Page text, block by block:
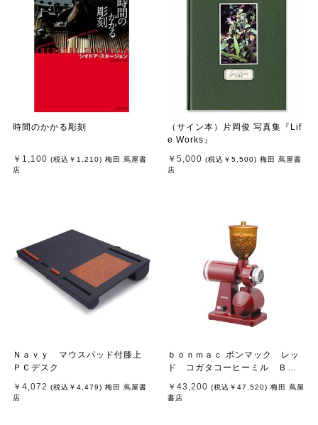
時間のかかる彫刻
￥1,100 (税込 ￥1,210) 梅田 蔦屋書
店
（サイン本）片岡俊 写真集『Lif
e Works』
￥5,000 (税込 ￥5,500) 梅田 蔦屋書
店
Ｎａｖｙ マウスパッド付膝上
ＰＣデスク
￥4,072 (税込 ￥4,479) 梅田 蔦屋書
店
ｂｏｎｍａｃ ボンマック レッ
ド コガタコーヒーミル ＢＭ
￥43,200 (税込 ￥47,520) 梅田 蔦屋
書店